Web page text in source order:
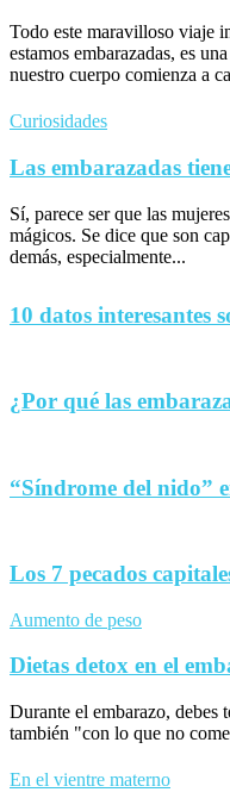
Todo este maravilloso viaje
estamos embarazadas, es
nuestro cuerpo comienza a
Curiosidades
Las embarazadas
Sí, parece ser que las
mágicos. Se dice que son
demás, especialmente...
10 datos interesantes
¿Por qué las
“Síndrome del nido”
Los 7 pecados
Aumento de peso
Dietas detox en el
Durante el embarazo, debes
también "con lo que no
En el vientre materno